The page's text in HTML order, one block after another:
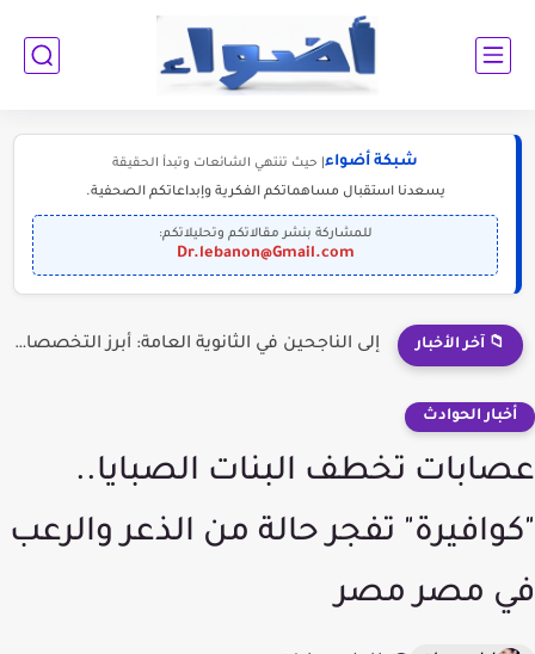
شبكة أضواء | حيث تنتهي الشائعات وتبدأ الحقيقة
يسعدنا استقبال مساهماتكم الفكرية وإبداعاتكم الصحفية.
للمشاركة بنشر مقالاتكم وتحليلاتكم:
Dr.lebanon@Gmail.com
📁 آخر الأخبار إلى الناجحين في الثانوية العامة: أبرز التخصصات المطلوبة للمستقبل (2030-2050)
أخبار الحوادث
عصابات تخطف البنات الصبايا..
"كوافيرة" تفجر حالة من الذعر والرعب
في مصر مصر